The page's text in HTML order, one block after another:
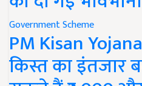
Government Scheme
PM Kisan
किस्त का इंतजार